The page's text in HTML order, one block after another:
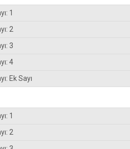
1
2
3
4
Ek Sayı
1
2